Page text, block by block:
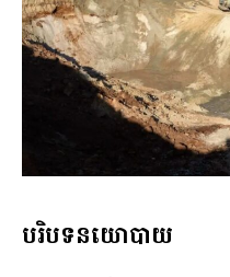
បរិបទនយោបាយ